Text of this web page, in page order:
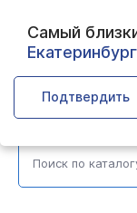
Самый
Екатеринбург
Подтвердить
Москва